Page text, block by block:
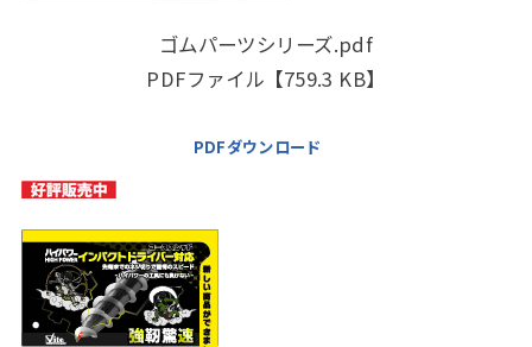
ゴムパーツシリーズ.pdf
PDFファイル【759.3 KB】
PDFダウンロード